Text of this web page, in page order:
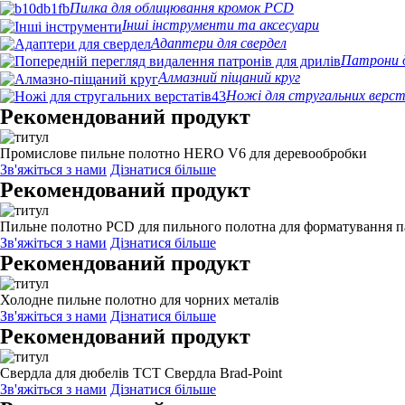
Пилка для облицювання кромок PCD
Інші інструменти та аксесуари
Адаптери для свердел
Патрони
Алмазний піщаний круг
Ножі для стругальних
Рекомендований продукт
Промислове пильне полотно HERO V6 для деревообробки
Зв'яжіться з нами Дізнатися більше
Рекомендований продукт
Пильне полотно PCD для пильного полотна для форматування
Зв'яжіться з нами Дізнатися більше
Рекомендований продукт
Холодне пильне полотно для чорних металів
Зв'яжіться з нами Дізнатися більше
Рекомендований продукт
Свердла для дюбелів TCT Свердла Brad-Point
Зв'яжіться з нами Дізнатися більше